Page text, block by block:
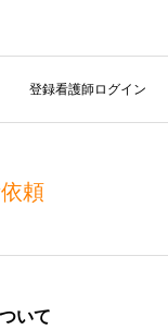
登録看護師ログイン
頼
いて